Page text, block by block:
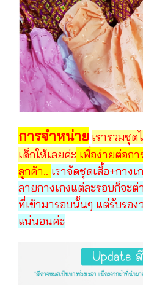
การจำหน่าย เรารวมชุด
เด็กให้เลยค่ะ เพื่อง่ายต่อก
ลูกค้า.. เราจัดชุดเสื้อ+กาง
ลายกางเกงแต่ละรอบก็จะ
ที่เข้ามารอบนั้นๆ แต่รับรอง
แน่นอนค่ะ